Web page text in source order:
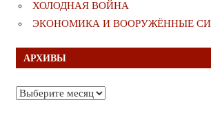
ХОЛОДНАЯ ВОЙНА
ЭКОНОМИКА И ВООРУЖЁННЫЕ
АРХИВЫ
Архивы